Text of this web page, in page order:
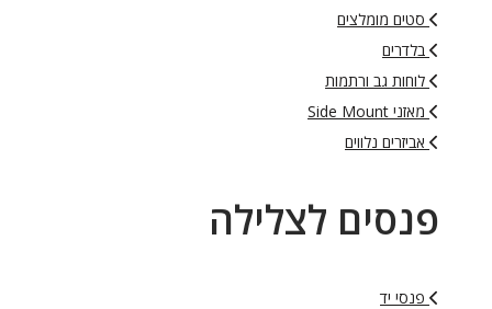
סטים מומלצים
בלדרים
לוחות גב ורתמות
מאזני Side Mount
אביזרים נלווים
פנסים לצלילה
פנסי יד